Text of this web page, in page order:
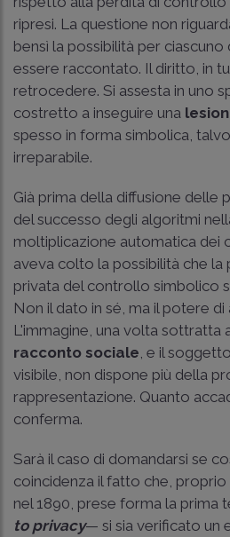
ripresi. La questione non
bensì la possibilità per
essere raccontato. Il diritto, in
retrocedere. Si assesta in uno
costretto a inseguire una
spesso in forma simbolica,
irreparabile.
Già prima della diffusione delle
del successo degli algoritmi
moltiplicazione automatica dei
aveva colto la possibilità che la
privata del controllo
Non il dato in sé, ma il potere
L'immagine, una volta sottratta
racconto sociale , e il
visibile, non dispone più della
rappresentazione. Quanto
conferma.
Sarà il caso di domandarsi se
coincidenza il fatto che,
nel 1890, prese forma la prima
to privacy— si sia verificato un